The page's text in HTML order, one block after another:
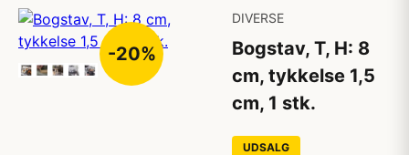
-20%
DIVERSE
Bogstav, T, H: 8
cm, tykkelse 1,5
cm, 1 stk.
UDSALG